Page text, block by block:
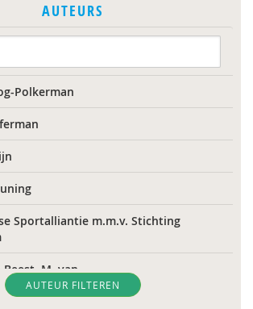
AUTEURS
Polkerman
Sportalliantie m.m.v. Stichting
M. van
AUTEUR FILTEREN